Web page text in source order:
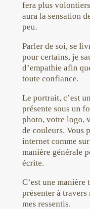
fera plus
aura la sensation
peu.
Parler de soi, se
pour certains, je
d’empathie afin
toute confiance.
Le portrait, c’est
présente sous un
photo, votre logo,
de couleurs. Vous
internet comme
manière générale
écrite.
C’est une
présenter à
mes ressentis.